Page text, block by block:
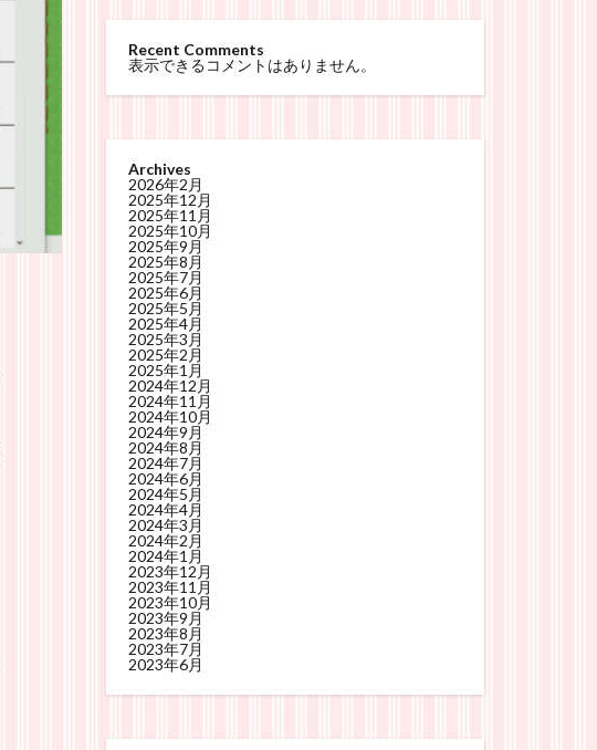
Recent Comments
表示できるコメントはありません。
Archives
2026年2月
2025年12月
2025年11月
2025年10月
2025年9月
2025年8月
2025年7月
2025年6月
2025年5月
2025年4月
2025年3月
2025年2月
2025年1月
2024年12月
2024年11月
2024年10月
2024年9月
2024年8月
2024年7月
2024年6月
2024年5月
2024年4月
2024年3月
2024年2月
2024年1月
2023年12月
2023年11月
2023年10月
2023年9月
2023年8月
2023年7月
2023年6月